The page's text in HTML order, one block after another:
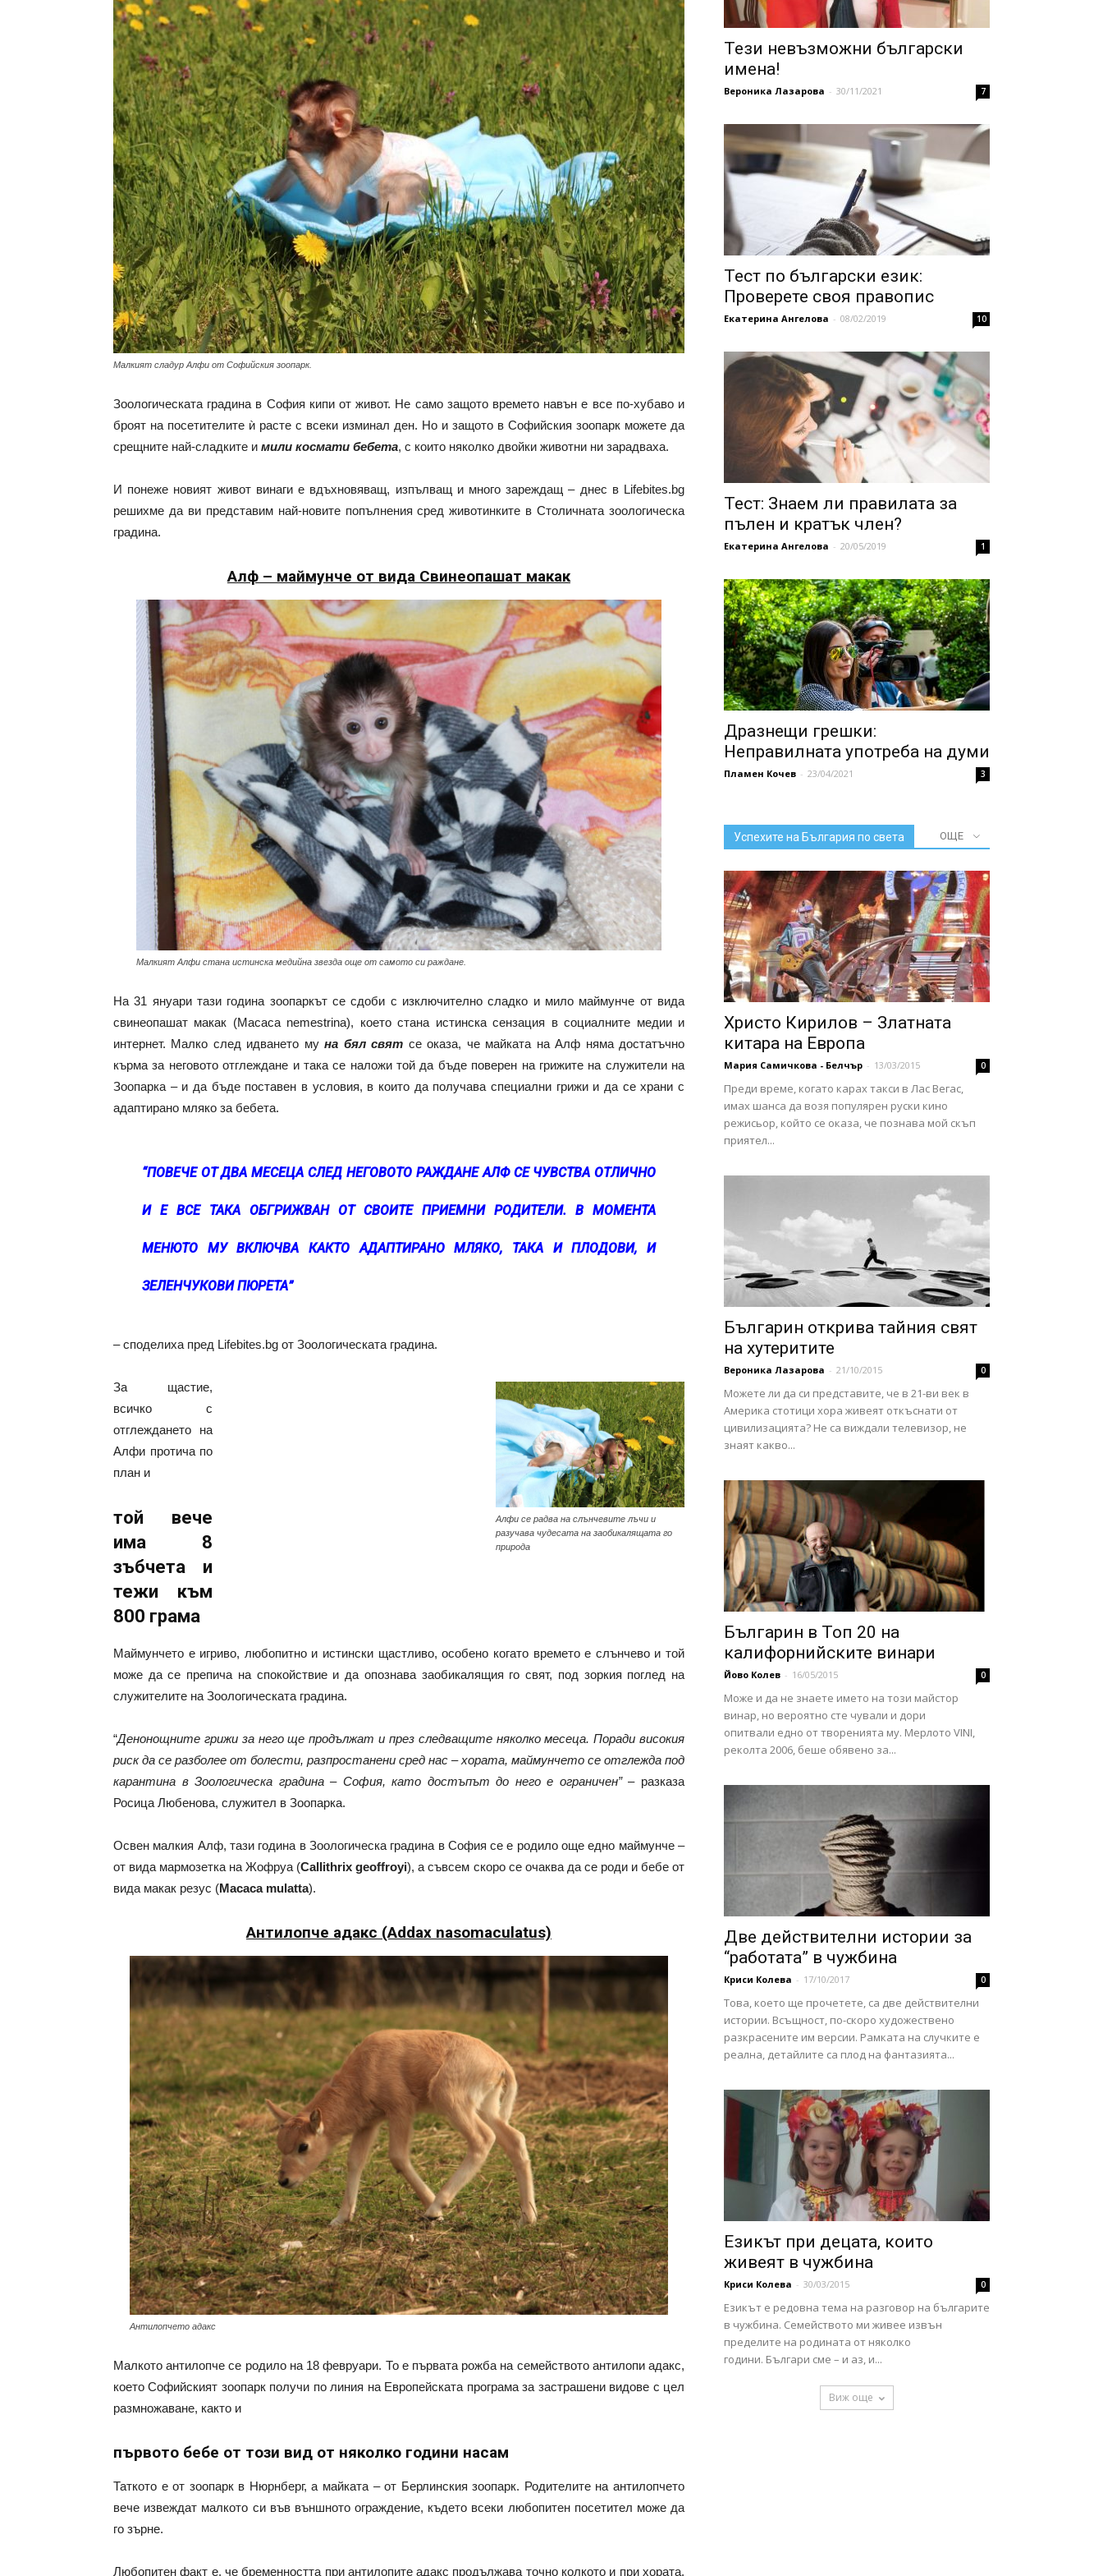
с
вкус
на
живот
Малкият сладур Алфи от Софийския зоопарк.
Зоологическата градина в София кипи от живот. Не само защото времето навън е все по-хубаво и
броят на посетителите ѝ расте с всеки изминал ден. Но и защото в Софийския зоопарк можете да
срещните най-сладките и мили космати бебета, с които няколко двойки животни ни зарадваха.
И понеже новият живот винаги е вдъхновяващ, изпълващ и много зареждащ – днес в Lifebites.bg
решихме да ви представим най-новите попълнения сред животинките в Столичната зоологическа
градина.
Алф – маймунче от вида Свинеопашат макак
Малкият Алфи стана истинска медийна звезда още от самото си раждане.
На 31 януари тази година зоопаркът се сдоби с изключително сладко и мило маймунче от вида
свинеопашат макак (Macaca nemestrina), което стана истинска сензация в социалните медии и
интернет. Малко след идването муна бял свят се оказа, че майката на Алф няма достатъчно
кърма за неговото отглеждане и така се наложи той да бъде поверен на грижите на служители на
Зоопарка – и да бъде поставен в условия, в които да получава специални грижи и да се храни с
адаптирано мляко за бебета.
“ПОВЕЧЕ ОТ ДВА МЕСЕЦА СЛЕД НЕГОВОТО РАЖДАНЕ АЛФ СЕ ЧУВСТВА ОТЛИЧНО
И Е ВСЕ ТАКА ОБГРИЖВАН ОТ СВОИТЕ ПРИЕМНИ РОДИТЕЛИ. В МОМЕНТА
МЕНЮТО МУ ВКЛЮЧВА КАКТО АДАПТИРАНО МЛЯКО, ТАКА И ПЛОДОВИ, И
ЗЕЛЕНЧУКОВИ ПЮРЕТА”
– споделиха пред Lifebites.bg от Зоологическата градина.
Алфи се радва на слънчевите лъчи и
разучава чудесата на заобикалящата го
природа
За щастие,
всичко с
отглеждането на
Алфи протича по
план и
той вече
има 8
зъбчета и
тежи към
800 грама
Маймунчето е игриво, любопитно и истински щастливо, особено когато времето е слънчево и той
може да се препича на спокойствие и да опознава заобикалящия го свят, под зоркия поглед на
служителите на Зоологическата градина.
“Денонощните грижи за него ще продължат и през следващите няколко месеца. Поради високия
риск да се разболее от болести, разпростанени сред нас – хората, маймунчето се отглежда под
карантина в Зоологическа градина – София, като достъпът до него е ограничен”– разказа
Росица Любенова, служител в Зоопарка.
Освен малкия Алф, тази година в Зоологическа градина в София се е родило още едно маймунче –
от вида мармозетка на Жофруа (Callithrix geoffroyi), а съвсем скоро се очаква да се роди и бебе от
вида макак резус (Macaca mulatta).
Антилопче адакс (Addax nasomaculatus)
Антилопчето адакс
Малкото антилопче се родило на 18 февруари. То е първата рожба на семейството антилопи адакс,
което Софийският зоопарк получи по линия на Европейската програма за застрашени видове с цел
размножаване, както и
първото бебе от този вид от няколко години насам
Таткото е от зоопарк в Нюрнберг, а майката – от Берлинския зоопарк. Родителите на антилопчето
вече извеждат малкото си във външното ограждение, където всеки любопитен посетител може да
го зърне.
Любопитен факт е, че бременността при антилопите адакс продължава точно колкото и при хората.
Тези невъзможни български
имена!
Вероника Лазарова - 30/11/2021 7
Тест по български език:
Проверете своя правопис
Екатерина Ангелова - 08/02/2019 10
Тест: Знаем ли правилата за
пълен и кратък член?
Екатерина Ангелова - 20/05/2019 1
Дразнещи грешки:
Неправилната употреба на думи
Пламен Кочев - 23/04/2021 3
Успехите на България по света ОЩЕ
Христо Кирилов – Златната
китара на Европа
Мария Самичкова - Белчър - 13/03/2015 0
Преди време, когато карах такси в Лас Вегас,
имах шанса да возя популярен руски кино
режисьор, който се оказа, че познава мой скъп
приятел...
Българин открива тайния свят
на хутеритите
Вероника Лазарова - 21/10/2015 0
Можете ли да си представите, че в 21-ви век в
Америка стотици хора живеят откъснати от
цивилизацията? Не са виждали телевизор, не
знаят какво...
Българин в Топ 20 на
калифорнийските винари
Йово Колев - 16/05/2015 0
Може и да не знаете името на този майстор
винар, но вероятно сте чували и дори
опитвали едно от творенията му. Мерлото VINI,
реколта 2006, беше обявено за...
Две действителни истории за
“работата” в чужбина
Криси Колева - 17/10/2017 0
Това, което ще прочетете, са две действителни
истории. Всъщност, по-скоро художествено
разкрасените им версии. Рамката на случките е
реална, детайлите са плод на фантазията...
Езикът при децата, които
живеят в чужбина
Криси Колева - 30/03/2015 0
Езикът е редовна тема на разговор на българите
в чужбина. Семейството ми живее извън
пределите на родината от няколко
години. Българи сме – и аз, и...
Виж още